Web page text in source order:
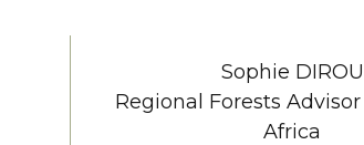
Sophie DIROU
Regional Forests Advisor
Africa